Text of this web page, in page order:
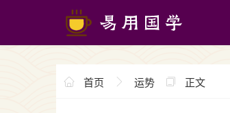
首页 运势 正文